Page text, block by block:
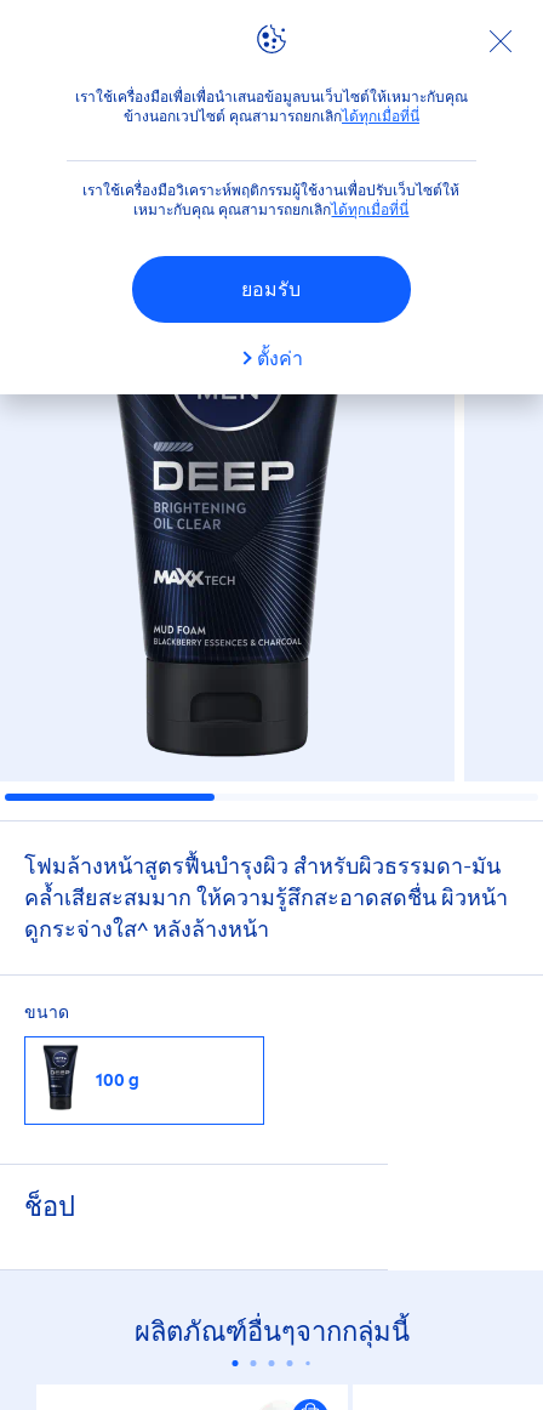
เราใช้เครื่องมือเพื่อเพื่อนำเสนอข้อมูลบนเว็บไซต์ให้เหมาะกับคุณ
ข้างนอกเวปไซต์ คุณสามารถยกเลิกได้ทุกเมื่อที่นี่
เราใช้เครื่องมือวิเคราะห์พฤติกรรมผู้ใช้งานเพื่อปรับเว็บไซต์ให้
เหมาะกับคุณ คุณสามารถยกเลิกได้ทุกเมื่อที่นี่
ยอมรับ
ตั้งค่า
ผลิตภัณฑ์ สำหรับผู้ชาย ผิวหน้า ทำความสะอาดผิวหน้า
(9)
ดีพ ไบรท์เทนนิ่ง เฟซ มัดโฟม
โฟมล้างหน้าสูตรฟื้นบำรุงผิว สำหรับผิวธรรมดา-มัน
คล้ำเสียสะสมมาก ให้ความรู้สึกสะอาดสดชื่น ผิวหน้า
ดูกระจ่างใส^ หลังล้างหน้า
ขนาด
100 g
ช็อป
ผลิตภัณฑ์อื่นๆจากกลุ่มนี้